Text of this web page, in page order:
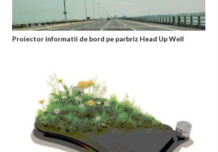
Proiector informatii de bord pe parbriz Head Up Well